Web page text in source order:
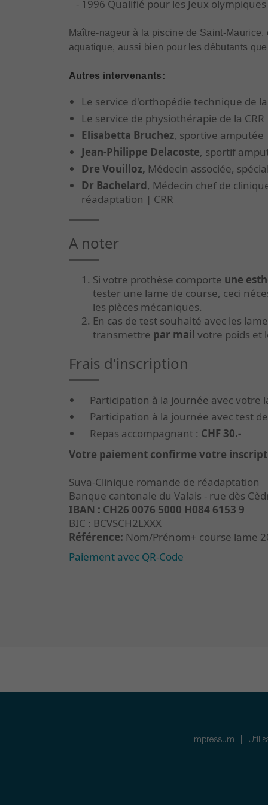
- 1996 Qualifié pour les Jeux
Maître-nageur à la piscine de Saint-
aquatique, aussi bien pour les débutants
Autres intervenants:
Le service d'orthopédie technique de la
Le service de physiothérapie de la CRR
Elisabetta Bruchez, sportive amputée
Jean-Philippe Delacoste, sportif
Dre Vouilloz, Médecin associée,
Dr Bachelard, Médecin chef de
réadaptation | CRR
A noter
Si votre prothèse comporte une
tester une lame de course, ceci
les pièces mécaniques.
En cas de test souhaité avec les
transmettre par mail votre poids et
Frais d'inscription
Participation à la journée avec votre
Participation à la journée avec test
Repas accompagnant : CHF 30.-
Votre paiement confirme votre
Suva-Clinique romande de réadaptation
Banque cantonale du Valais - rue dès
IBAN : CH26 0076 5000 H084 6153 9
BIC : BCVSCH2LXXX
Référence: Nom/Prénom+ course lame
Paiement avec QR-Code
Impressum